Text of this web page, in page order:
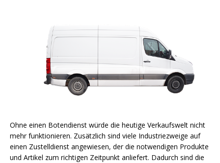
Ohne einen Botendienst würde die heutige Verkaufswelt nicht
mehr funktionieren. Zusätzlich sind viele Industriezweige auf
einen Zustelldienst angewiesen, der die notwendigen Produkte
und Artikel zum richtigen Zeitpunkt anliefert. Dadurch sind die